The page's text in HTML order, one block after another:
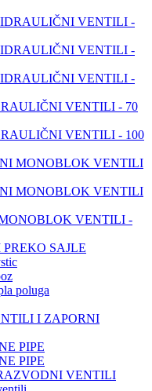
VENTILI -
VENTILI -
VENTILI -
VENTILI - 70
VENTILI - 100
MONOBLOK VENTILI
MONOBLOK VENTILI
VENTILI -
SAJLE
poluga
I ZAPORNI
PIPE
PIPE
VENTILI